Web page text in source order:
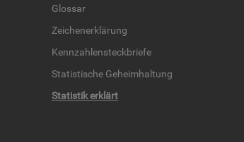
Glos­sar
Zei­chen­er­klä­rung
Kenn­zah­len­steck­brie­fe
Sta­tis­ti­sche Ge­heim­hal­tung
Sta­tis­tik er­klärt